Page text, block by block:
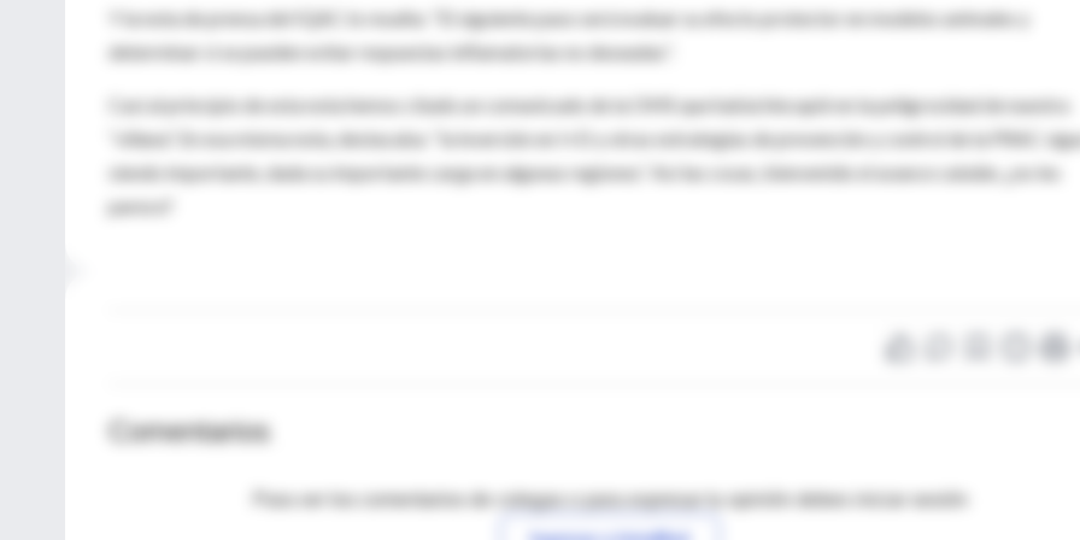
Y la nota de prensa del IQAC lo resalta: “El siguiente paso será evaluar su efecto protector en modelos animales y
determinar si se pueden evitar respuestas inflamatorias no deseadas”.
Casi al principio de esta nota hemos citado un comunicado de la OMS que había hincapié en la peligrosidad de nuestra
“villana”. En esa misma nota, destacaba: “la inversión en I+D y otras estrategias de prevención y control de la PRAC
siendo importante, dada su importante carga en algunas regiones.” Así las cosas, bienvenido el avance catalán, ¿no les
parece?
Comentarios
Para ver los comentarios de colegas o para expresar tu opinión debes iniciar sesión